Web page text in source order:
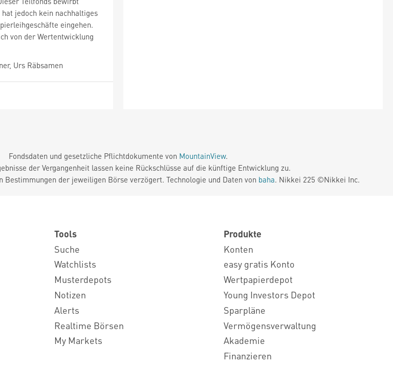
jedoch kein nachhaltiges
eingehen.
von der Wertentwicklung
Urs Räbsamen
Fondsdaten und gesetzliche Pflichtdokumente von MountainView.
der Vergangenheit lassen keine Rückschlüsse auf die künftige Entwicklung zu.
der jeweiligen Börse verzögert. Technologie und Daten von baha. Nikkei 225 ©Nikkei Inc.
Tools
Suche
Watchlists
Musterdepots
Notizen
Alerts
Realtime Börsen
My Markets
Produkte
Konten
easy gratis Konto
Wertpapierdepot
Young Investors Depot
Sparpläne
Vermögensverwaltung
Akademie
Finanzieren